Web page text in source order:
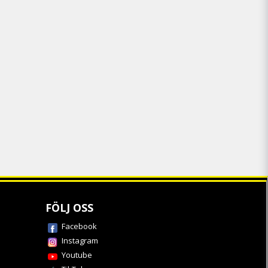
FÖLJ OSS
Facebook
Instagram
Youtube